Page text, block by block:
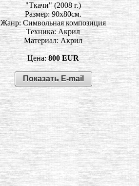
"Tкачи" (2008 г.)
Размер: 90х80см.
Жанр: Символьная композиция
Техника: Акрил
Материал: Акрил
Цена:800 EUR
Показать E-mail